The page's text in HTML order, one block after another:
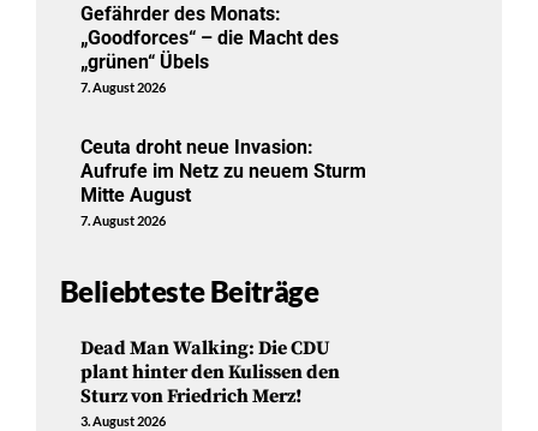
Gefährder des Monats:
„Goodforces“ – die Macht des
„grünen“ Übels
7. August 2026
Ceuta droht neue Invasion:
Aufrufe im Netz zu neuem Sturm
Mitte August
7. August 2026
Beliebteste Beiträge
Dead Man Walking: Die CDU
plant hinter den Kulissen den
Sturz von Friedrich Merz!
3. August 2026